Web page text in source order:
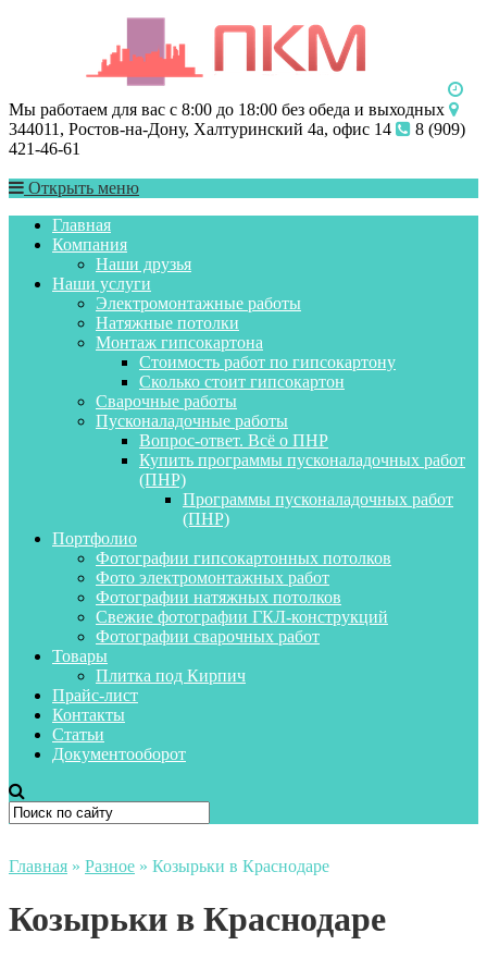
Мы работаем для вас с 8:00 до 18:00 без обеда и выходных
344011, Ростов-на-Дону, Халтуринский 4а, офис 14
8 (909)
421-46-61
Открыть меню
Главная
Компания
Наши друзья
Наши услуги
Электромонтажные работы
Натяжные потолки
Монтаж гипсокартона
Стоимость работ по гипсокартону
Сколько стоит гипсокартон
Сварочные работы
Пусконаладочные работы
Вопрос-ответ. Всё о ПНР
Купить программы пусконаладочных работ
(ПНР)
Программы пусконаладочных работ
(ПНР)
Портфолио
Фотографии гипсокартонных потолков
Фото электромонтажных работ
Фотографии натяжных потолков
Свежие фотографии ГКЛ-конструкций
Фотографии сварочных работ
Товары
Плитка под Кирпич
Прайс-лист
Контакты
Статьи
Документооборот
Главная » Разное » Козырьки в Краснодаре
Козырьки в Краснодаре